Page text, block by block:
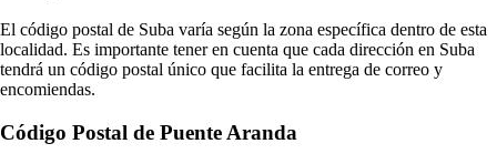
El código postal de Suba varía según la zona específica dentro de esta
localidad. Es importante tener en cuenta que cada dirección en Suba
tendrá un código postal único que facilita la entrega de correo y
encomiendas.
Código Postal de Puente Aranda